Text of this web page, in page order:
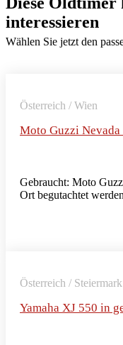
interessieren
Wählen Sie jetzt den
Österreich / Wien
Moto Guzzi Nevada
Gebraucht: Moto
Ort begutachtet
Österreich / Steiermark
Yamaha XJ 550 in